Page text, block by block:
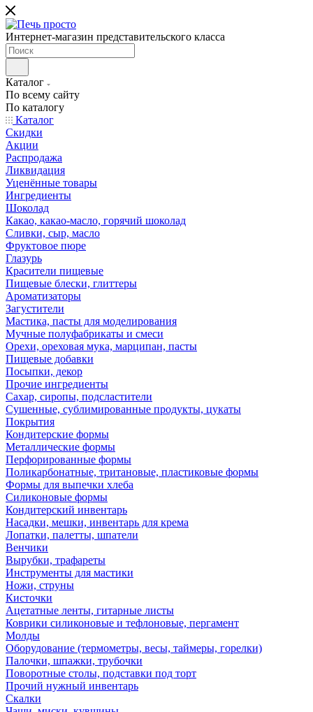
Интернет-магазин представительского класса
Каталог
По всему сайту
По каталогу
Каталог
Скидки
Акции
Распродажа
Ликвидация
Уценённые товары
Ингредиенты
Шоколад
Какао, какао-масло, горячий шоколад
Сливки, сыр, масло
Фруктовое пюре
Глазурь
Красители пищевые
Пищевые блески, глиттеры
Ароматизаторы
Загустители
Мастика, пасты для моделирования
Мучные полуфабрикаты и смеси
Орехи, ореховая мука, марципан, пасты
Пищевые добавки
Посыпки, декор
Прочие ингредиенты
Сахар, сиропы, подсластители
Сушенные, сублимированные продукты, цукаты
Покрытия
Кондитерские формы
Металлические формы
Перфорированные формы
Поликарбонатные, тритановые, пластиковые формы
Формы для выпечки хлеба
Силиконовые формы
Кондитерский инвентарь
Насадки, мешки, инвентарь для крема
Лопатки, палетты, шпатели
Венчики
Вырубки, трафареты
Инструменты для мастики
Ножи, струны
Кисточки
Ацетатные ленты, гитарные листы
Коврики силиконовые и тефлоновые, пергамент
Молды
Оборудование (термометры, весы, таймеры, горелки)
Палочки, шпажки, трубочки
Поворотные столы, подставки под торт
Прочий нужный инвентарь
Скалки